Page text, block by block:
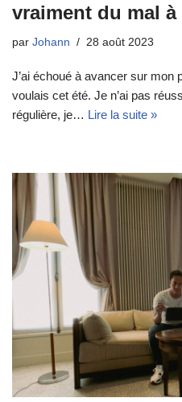
vraiment du mal
par Johann 28 août 2023
J’ai échoué à avancer sur mon
voulais cet été. Je n’ai pas
régulière, je… Lire la suite »